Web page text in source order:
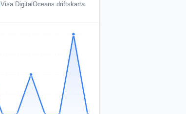
Visa DigitalOceans driftskarta